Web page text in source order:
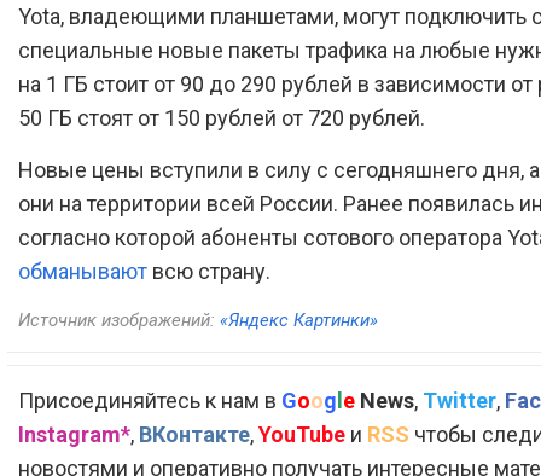
Yota, владеющими планшетами, могут подключить
специальные новые пакеты трафика на любые
на 1 ГБ стоит от 90 до 290 рублей в зависимости от
50 ГБ стоят от 150 рублей от 720 рублей.
Новые цены вступили в силу с сегодняшнего дня,
они на территории всей России. Ранее появилась
согласно которой абоненты сотового оператора
обманывают всю страну.
Источник изображений: «Яндекс Картинки»
Присоединяйтесь к нам в Google News, Twitter,
Instagram*, ВКонтакте,YouTube и RSS чтобы
новостями и оперативно получать интересные